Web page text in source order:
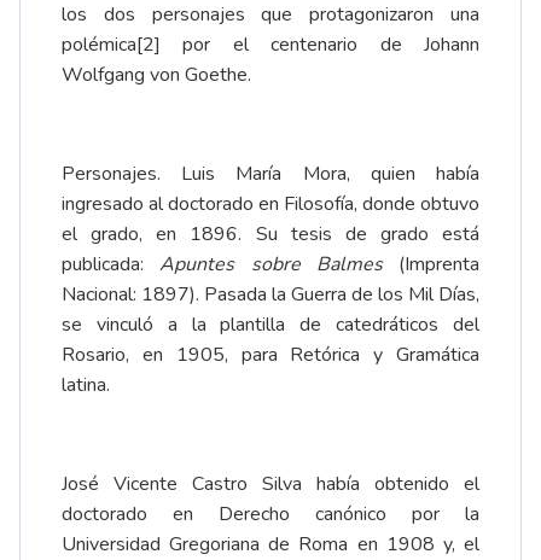
los dos personajes que protagonizaron una
polémica[2] por el centenario de Johann
Wolfgang von Goethe.
Personajes. Luis María Mora, quien había
ingresado al doctorado en Filosofía, donde obtuvo
el grado, en 1896. Su tesis de grado está
publicada:Apuntes sobre Balmes (Imprenta
Nacional: 1897). Pasada la Guerra de los Mil Días,
se vinculó a la plantilla de catedráticos del
Rosario, en 1905, para Retórica y Gramática
latina.
José Vicente Castro Silva había obtenido el
doctorado en Derecho canónico por la
Universidad Gregoriana de Roma en 1908 y, el